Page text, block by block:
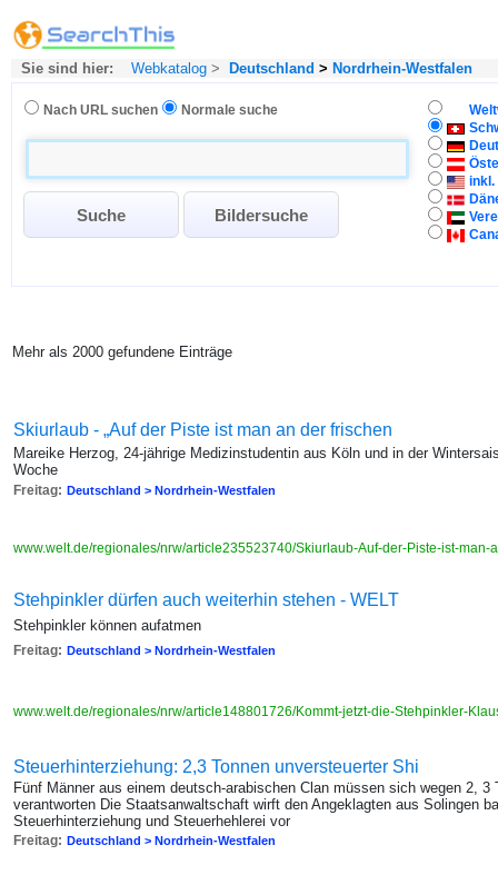
Sie sind hier: Webkatalog > Deutschland > Nordrhein-Westfalen
Nach URL suchen Normale suche
inkl.
Mehr als 2000 gefundene Einträge
Skiurlaub - „Auf der Piste ist man an der frischen
Mareike Herzog, 24-jährige Medizinstudentin aus Köln und in der
Woche
Freitag: Deutschland > Nordrhein-Westfalen
www.welt.de/regionales/nrw/article235523740/Skiurlaub-Auf-der-Piste-ist-man-
Stehpinkler dürfen auch weiterhin stehen - WELT
Stehpinkler können aufatmen
Freitag: Deutschland > Nordrhein-Westfalen
www.welt.de/regionales/nrw/article148801726/Kommt-jetzt-die-Stehpinkler-
Steuerhinterziehung: 2,3 Tonnen unversteuerter Shi
Fünf Männer aus einem deutsch-arabischen Clan müssen sich wegen 2, 3
verantworten Die Staatsanwaltschaft wirft den Angeklagten aus Solingen
Steuerhinterziehung und Steuerhehlerei vor
Freitag: Deutschland > Nordrhein-Westfalen